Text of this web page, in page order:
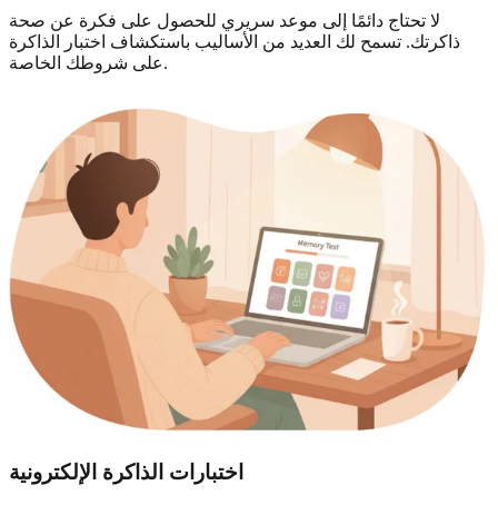
لا تحتاج دائمًا إلى موعد سريري للحصول على فكرة عن صحة
ذاكرتك. تسمح لك العديد من الأساليب باستكشاف اختبار الذاكرة
على شروطك الخاصة.
اختبارات الذاكرة الإلكترونية